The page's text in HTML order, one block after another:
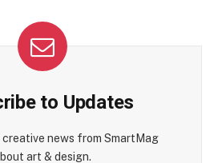
to Updates
news from SmartMag
art & design.